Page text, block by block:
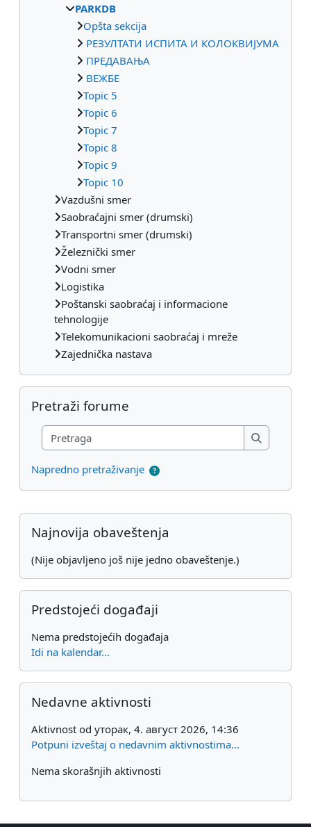
PARKDB
Opšta sekcija
РЕЗУЛТАТИ ИСПИТА И КОЛОКВИЈУМА
ПРЕДАВАЊА
ВЕЖБЕ
Topic 5
Topic 6
Topic 7
Topic 8
Topic 9
Topic 10
Vazdušni smer
Saobraćajni smer (drumski)
Transportni smer (drumski)
Železnički smer
Vodni smer
Logistika
Poštanski saobraćaj i informacione
tehnologije
Telekomunikacioni saobraćaj i mreže
Zajednička nastava
Preskoči Pretraži forume
Pretraži forume
Pretraga
Pretraga
Napredno pretraživanje
Dodatni blokovi
Preskoči Najnovija obaveštenja
Najnovija obaveštenja
(Nije objavljeno još nije jedno obaveštenje.)
Preskoči Predstojeći događaji
Predstojeći događaji
Nema predstojećih događaja
Idi na kalendar...
Preskoči Nedavne aktivnosti
Nedavne aktivnosti
Aktivnost od уторак, 4. август 2026, 14:36
Potpuni izveštaj o nedavnim aktivnostima...
Nema skorašnjih aktivnosti